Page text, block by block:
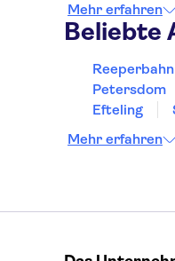
Mehr erfahren
Beliebte
Reeperbahn
Petersdom
Efteling
Mehr erfahren